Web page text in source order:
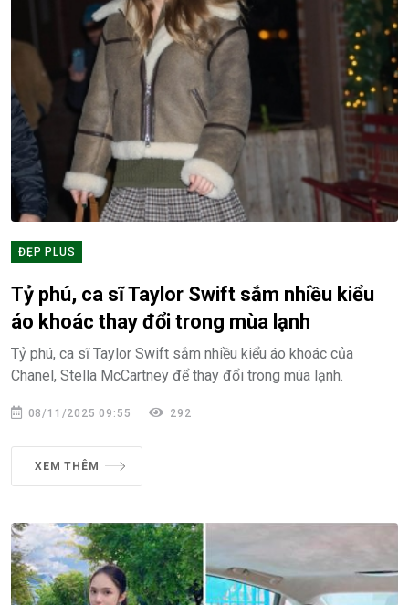
ĐẸP PLUS
Tỷ phú, ca sĩ Taylor Swift sắm nhiều kiểu
áo khoác thay đổi trong mùa lạnh
Tỷ phú, ca sĩ Taylor Swift sắm nhiều kiểu áo khoác của
Chanel, Stella McCartney để thay đổi trong mùa lạnh.
08/11/2025 09:55 292
XEM THÊM